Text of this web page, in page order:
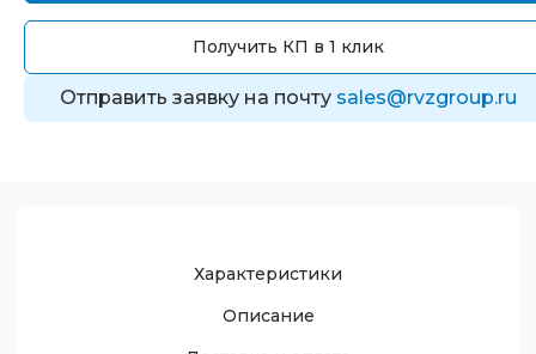
Получить КП в 1 клик
Отправить заявку на почту sales@rvzgroup.ru
Характеристики
Описание